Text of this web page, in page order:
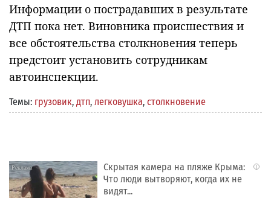
Информации о пострадавших в результате
ДТП пока нет. Виновника происшествия и
все обстоятельства столкновения теперь
предстоит установить сотрудникам
автоинспекции.
Темы: грузовик, дтп, легковушка, столкновение
i
Скрытая камера на пляже Крыма:
Что люди вытворяют, когда их не
видят...